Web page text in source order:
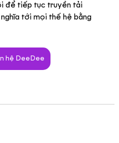
để tiếp tục truyền tải
tới mọi thế hệ bằng
hệ DeeDee